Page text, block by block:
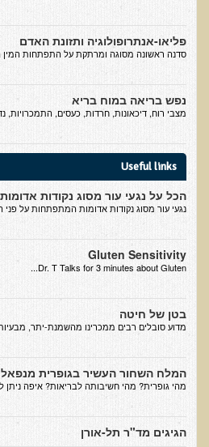
טבעונות הלכה למעשה
סדנה בנושא: התא ובריאותך
חבקו את השמש! הרצאת זום
כנס אוכלים בריא 8
כנס בריאות העור, השיער והציפורניים - והקשר
הפנימי והמח
סדנת הבריאות המינית, הסקס והפוריות עם ד"ר
הרצאה: סודות האפיגנטיקה
הרצאות מוקלטות בעברית
תנועה תקינה במפרקים
פליאו-אנתרופולוגיה ותזונת האדם
סדנה ראשונה מסוגה ומרתקת על התפתחות המין
נפש בריאה במוח בריא
מצבי רוח, דיכאונות, חרדות, כעסים, התמכרויות,
Useful links
הכל על נגעי עור מסוג נקודות
נגעי עור מסוג נקודות אדומות המתפתחות על פני
Gluten Sensitivity
Dr. T Talks for 3 minutes about Gluten...
בטן של חיטה
​מדוע סובלים רבים ממכרינו מהשמנת-יתר,
המלח השחור העשיר בגופרית מנפאל
מהי גופרית? מהי חשיבותה לבריאות? איפה ניתן
הגיגים מד"ר תל-אורן